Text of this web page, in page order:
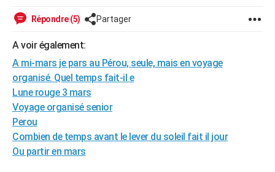
WEEK-END
Art de vivre
Bien-être
Loisirs
ModeModes de vie
SANTE
Alimentation
Guide de la santé
Maladies
Médicaments
Sommeil
VOYAGE
Destinations
City break
Voyage nature
Voyage de noces
Forum
Climat
+PHOTO
GUIDES D'ACHAT
Répondre (5) Partager
A voir également:
A mi-mars je pars au Pérou, seule, mais en voyage
organisé. Quel temps fait-il e
Lune rouge 3 mars
Voyage organisé senior
Perou
Combien de temps avant le lever du soleil fait il jour
Ou partir en mars